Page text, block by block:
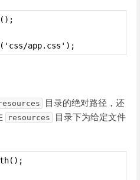
app.css');
目录的绝对路径，还
resources
目录下为给定文件